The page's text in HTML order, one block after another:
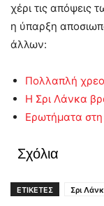
χέρι τις απόψεις
η ύπαρξη
άλλων:
Πολλαπλή
Η Σρι Λάνκα
Ερωτήματα
Σχόλια
ΕΤΙΚΕΤΕΣ Σρι